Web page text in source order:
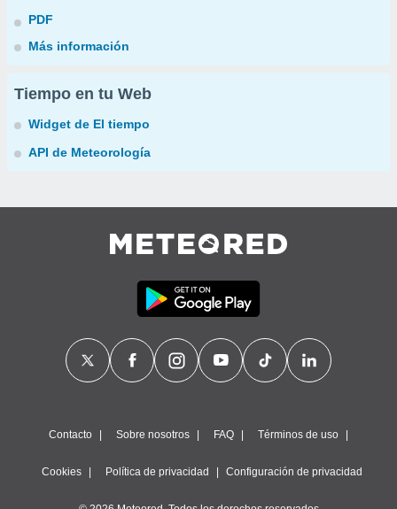
PDF
Más información
Tiempo en tu Web
Widget de El tiempo
API de Meteorología
Contacto Sobre nosotros FAQ Términos de uso
Cookies Política de privacidad Configuración de privacidad